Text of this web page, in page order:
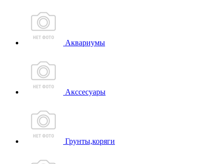
Аквариумы
Акссесуары
Грунты,коряги